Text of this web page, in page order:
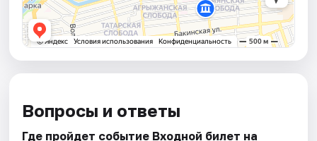
Вопросы и ответы
Где пройдет событие Входной билет на